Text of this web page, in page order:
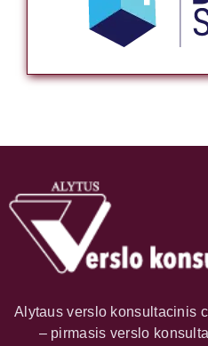
Alytaus verslo konsultacinis
– pirmasis verslo